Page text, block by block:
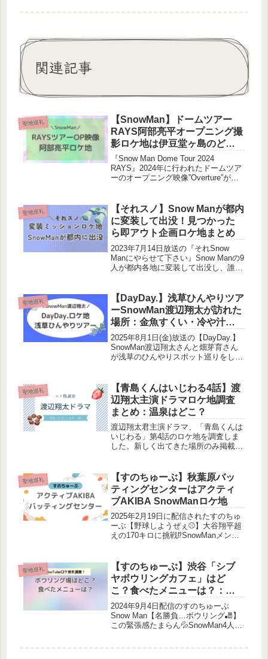
関連記事
聖地巡礼
【SnowMan】ドームツアー
RAYS阿部亮平オープニング撮
影ロケ地は伊豆堂ヶ島のど
こ？洞窟、浜辺
『Snow Man Dome Tour 2024
RAYS』2024年に行われたドームツア
ーのオープニング映像”Overture”が
うか？調査しました！聖地巡礼して
き...
聖地巡礼
【それスノ】Snow Manが都内
に変装して出没！見つかった
ら即アウト企画ロケ地まとめ
2023年7月14日放送の『それSnow
Manにやらせて下さい』Snow Manの9
人が都内各地に変装して出没し、誰に
た。この記事では、企画の概要とメン
バーごとのロケ地・...
聖地巡礼
【DayDay.】浅草ひんやりツア
ーSnowMan渡辺翔太が訪れた
場所：金魚すくい・冷や汁・
花やしきお化け屋敷
2025年8月1日(金)放送の【DayDay.】
SnowMan渡辺翔太さんと畑芽育さん
が浅草のひんやりスポット巡りをしま
サイトオープニング場所は浅草寺本堂
前です。本堂ごしにス...
聖地巡礼
【青島くんはいじわる4話】渡
辺翔太主演ドラマロケ地調査
まとめ：温泉はどこ？
渡辺翔太君主演ドラマ、「青島くんは
いじわる」第4話のロケ地を調査しま
した。新しく出てきた場所のみ掲載し
ブルーパンチのイベントをしていた場
所は、神奈川県の宮ヶ瀬湖畔園地にあ
る...
聖地巡礼
【すのちゅーぶ】秋葉原バッ
ティングセンターはアクティ
ブAKIBA SnowManロケ地
2025年2月19日に配信されたすのちゅ
ーぶ【野球しようぜぇ⚾️】大谷翔平超
えの170キロに挑戦⁉️SnowManメンバ
席はどこ？調査しました！訪れたメン
バー岩本照深澤辰哉ラ...
聖地巡礼
【すのちゅーぶ】渋谷「シブ
ヤボウリングカフェ」はど
こ？食べたメニューは？：
SnowManロケ地
2024年9月4日配信のすのちゅーぶ
Snow Man【名勝負…ボウリング🎳】
この緊張感たまらん💦SnowMan4人が